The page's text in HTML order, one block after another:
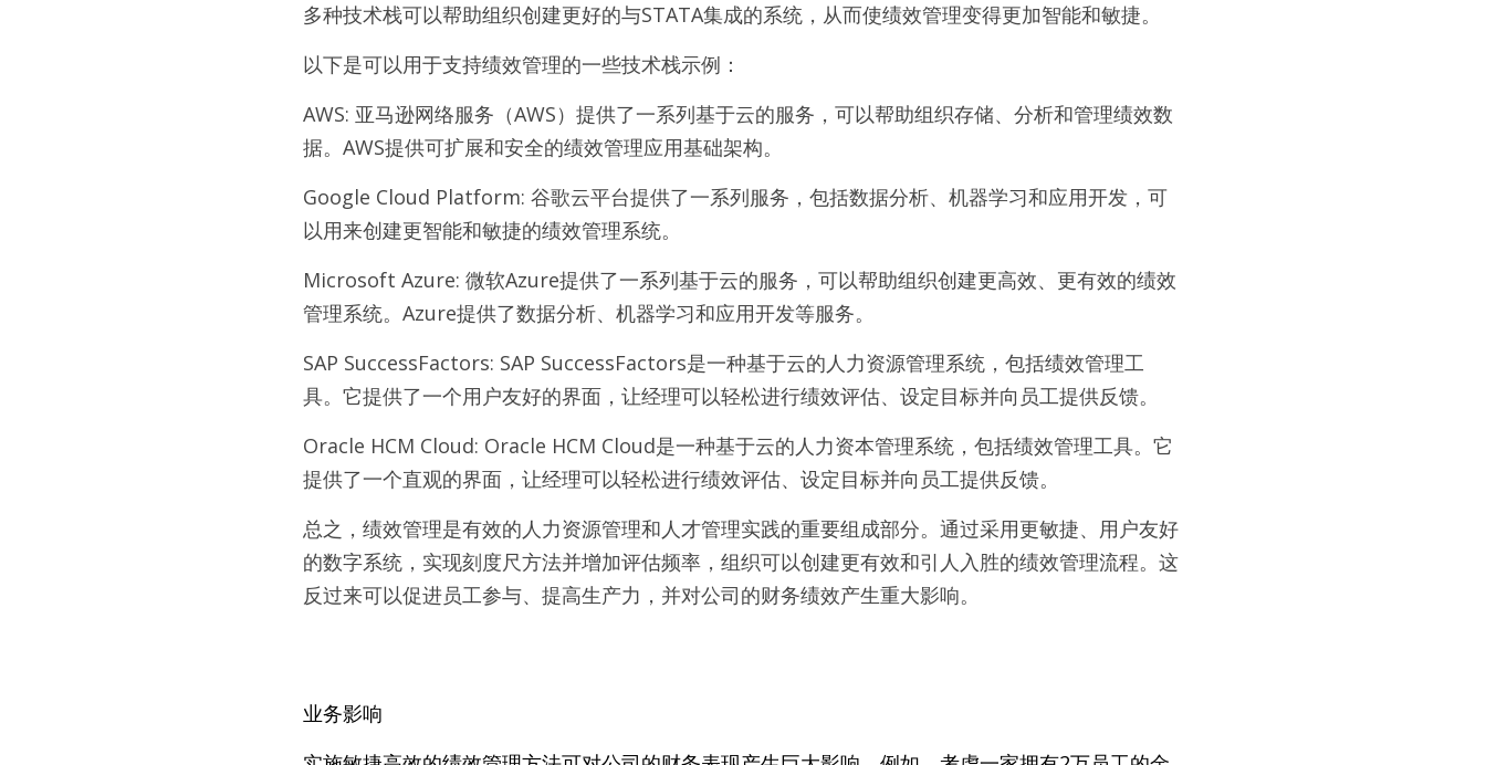
多种技术栈可以帮助组织创建更好的与STATA集成的系统，从而使绩效管理变得更加智能和敏捷。
以下是可以用于支持绩效管理的一些技术栈示例：
AWS: 亚马逊网络服务（AWS）提供了一系列基于云的服务，可以帮助组织存储、分析和管理绩效数
据。AWS提供可扩展和安全的绩效管理应用基础架构。
Google Cloud Platform: 谷歌云平台提供了一系列服务，包括数据分析、机器学习和应用开发，可
以用来创建更智能和敏捷的绩效管理系统。
Microsoft Azure: 微软Azure提供了一系列基于云的服务，可以帮助组织创建更高效、更有效的绩效
管理系统。Azure提供了数据分析、机器学习和应用开发等服务。
SAP SuccessFactors: SAP SuccessFactors是一种基于云的人力资源管理系统，包括绩效管理工
具。它提供了一个用户友好的界面，让经理可以轻松进行绩效评估、设定目标并向员工提供反馈。
Oracle HCM Cloud: Oracle HCM Cloud是一种基于云的人力资本管理系统，包括绩效管理工具。它
提供了一个直观的界面，让经理可以轻松进行绩效评估、设定目标并向员工提供反馈。
总之，绩效管理是有效的人力资源管理和人才管理实践的重要组成部分。通过采用更敏捷、用户友好
的数字系统，实现刻度尺方法并增加评估频率，组织可以创建更有效和引人入胜的绩效管理流程。这
反过来可以促进员工参与、提高生产力，并对公司的财务绩效产生重大影响。
业务影响